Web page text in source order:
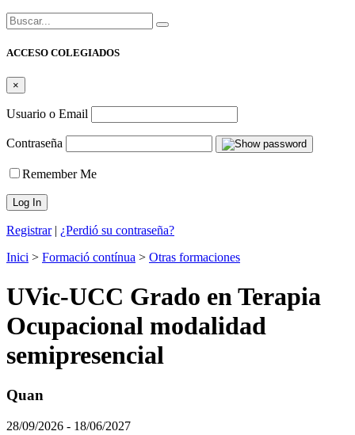
Buscar:
ACCESO COLEGIADOS
×
Usuario o Email
Contraseña
Remember Me
Registrar| ¿Perdió su contraseña?
Inici > Formació contínua > Otras formaciones
UVic-UCC Grado en Terapia
Ocupacional modalidad
semipresencial
Quan
28/09/2026 - 18/06/2027